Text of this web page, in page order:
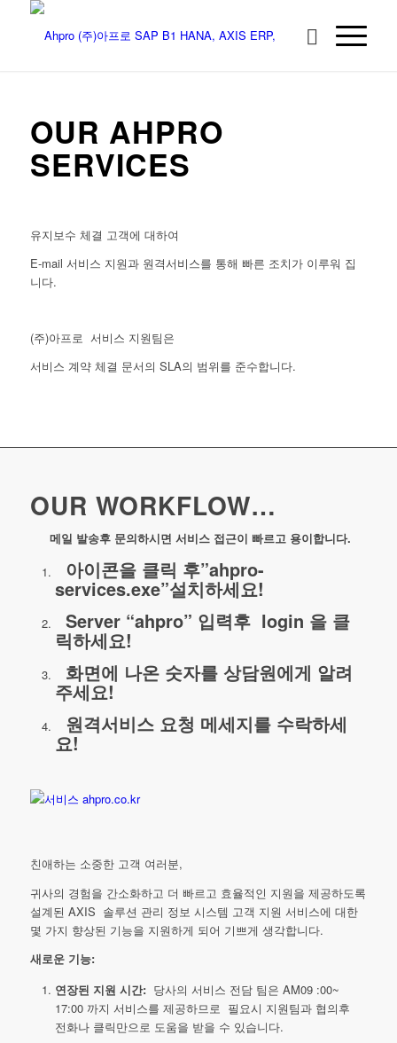
OUR AHPRO
SERVICES
유지보수 체결 고객에 대하여
E-mail 서비스 지원과 원격서비스를 통해 빠른 조치가 이루워 집
니다.
(주)아프로 서비스 지원팀은
서비스 계약 체결 문서의 SLA의 범위를 준수합니다.
OUR WORKFLOW…
메일 발송후 문의하시면 서비스 접근이 빠르고 용이합니다.
아이콘을 클릭 후”ahpro-
services.exe”설치하세요!
Server “ahpro” 입력후 login 을 클
릭하세요!
화면에 나온 숫자를 상담원에게 알려
주세요!
원격서비스 요청 메세지를 수락하세
요!
친애하는 소중한 고객 여러분,
귀사의 경험을 간소화하고 더 빠르고 효율적인 지원을 제공하도록
설계된 AXIS 솔루션 관리 정보 시스템 고객 지원 서비스에 대한
몇 가지 향상된 기능을 지원하게 되어 기쁘게 생각합니다.
새로운 기능:
연장된 지원 시간:당사의 서비스 전담 팀은 AM09 :00~
17:00 까지 서비스를 제공하므로 필요시 지원팀과 협의후
전화나 클릭만으로 도움을 받을 수 있습니다.